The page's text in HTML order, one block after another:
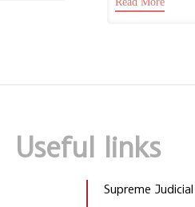
правосъдието,
Useful links
Supreme